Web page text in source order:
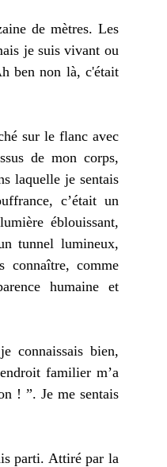
de mètres. Les
je suis vivant ou
ben non là, c'était
sur le flanc avec
de mon corps,
laquelle je sentais
c’était un
éblouissant,
tunnel lumineux,
connaître, comme
humaine et
connaissais bien,
familier m’a
! ”. Je me sentais
parti. Attiré par la